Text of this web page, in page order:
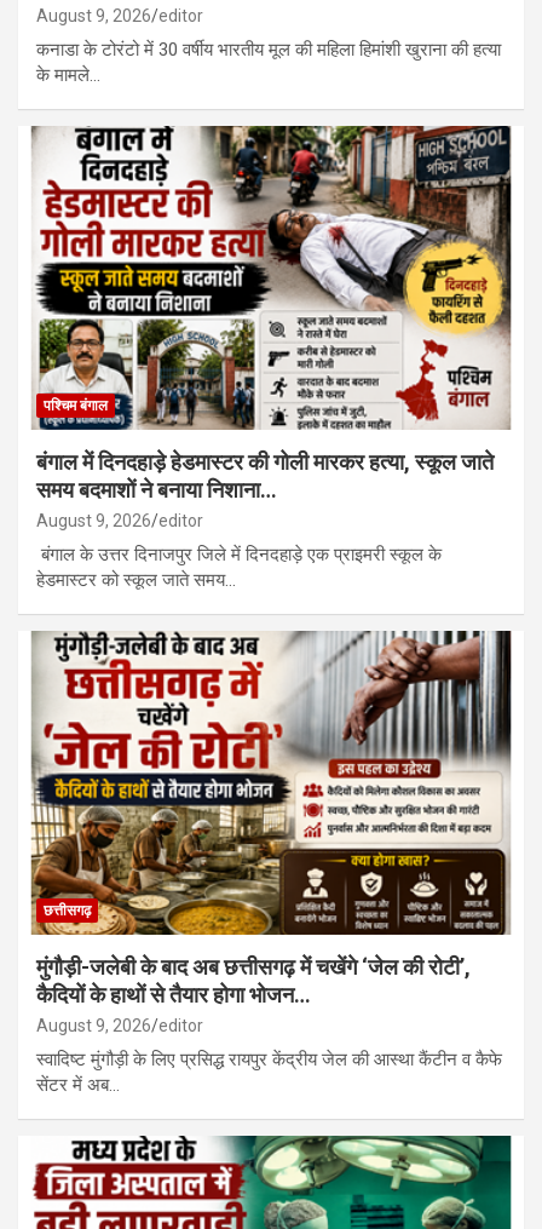
August 9, 2026 editor
कनाडा के टोरंटो में 30 वर्षीय भारतीय मूल की महिला हिमांशी खुराना की हत्या
के मामले…
पश्चिम बंगाल
बंगाल में दिनदहाड़े हेडमास्टर की गोली मारकर हत्या, स्कूल जाते
समय बदमाशों ने बनाया निशाना…
August 9, 2026 editor
बंगाल के उत्तर दिनाजपुर जिले में दिनदहाड़े एक प्राइमरी स्कूल के
हेडमास्टर को स्कूल जाते समय…
छत्तीसगढ़
मुंगौड़ी-जलेबी के बाद अब छत्तीसगढ़ में चखेंगे ‘जेल की रोटी’,
कैदियों के हाथों से तैयार होगा भोजन…
August 9, 2026 editor
स्वादिष्ट मुंगौड़ी के लिए प्रसिद्ध रायपुर केंद्रीय जेल की आस्था कैंटीन व कैफे
सेंटर में अब…